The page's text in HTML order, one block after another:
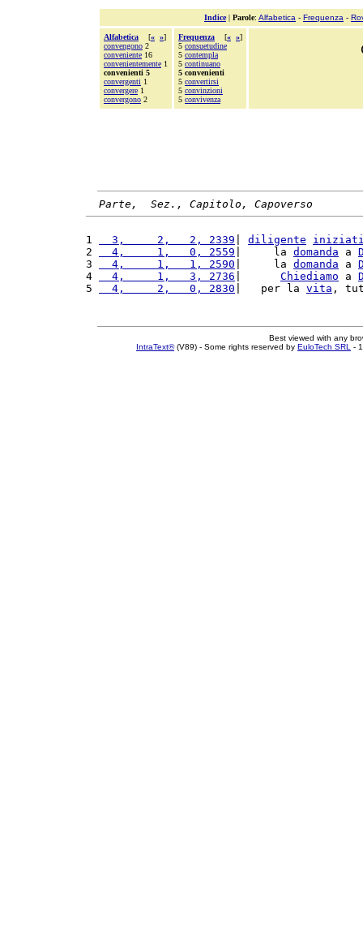
Indice| Parole: Alfabetica - Frequenza -
Alfabetica [« »]
convengono 2
conveniente 16
convenientemente 1
convenienti 5
convergenti 1
convergere 1
convergono 2
Frequenza [« »]
5 consuetudine
5 contempla
5 continuano
5 convenienti
5 convertirsi
5 convinzioni
5 convivenza
Parte,  Sez., Capitolo, Capoverso
1
  3,     2,   2, 2339
diligente
2
  4,     1,   0, 2559
|     la domanda a
3
  4,     1,   1, 2590
|     la domanda a
4
  4,     1,   3, 2736
Chiediamo a
5
  4,     2,   0, 2830
|   per la vita ,
Best viewed with any
IntraText®(V89) - Some rights reserved by EuloTech SRL -